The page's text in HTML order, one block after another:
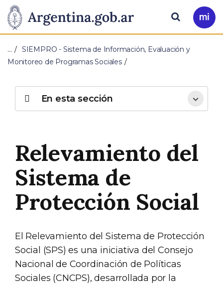
Presidencia
de
la
Nación
Pasar al contenido principal
Ir
a
Buscar
…
SIEMPRO - Sistema de Información, Evaluación y
Monitoreo de Programas Sociales
Relevamiento del
Sistema de
Protección Social
El Relevamiento del Sistema de Protección
Social (SPS) es una iniciativa del Consejo
Nacional de Coordinación de Políticas
Sociales (CNCPS), desarrollada por la
En esta sección